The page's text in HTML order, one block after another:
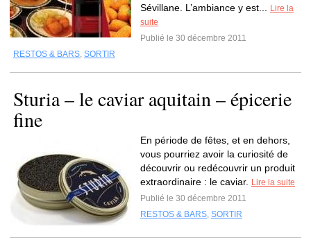
Sévillane. L’ambiance y est...
Lire la
suite
Publié le 30 décembre 2011
RESTOS & BARS, SORTIR
Sturia – le caviar aquitain – épicerie
fine
En période de fêtes, et en dehors,
vous pourriez avoir la curiosité de
découvrir ou redécouvrir un produit
extraordinaire : le caviar.
Lire la suite
Publié le 30 décembre 2011
RESTOS & BARS, SORTIR